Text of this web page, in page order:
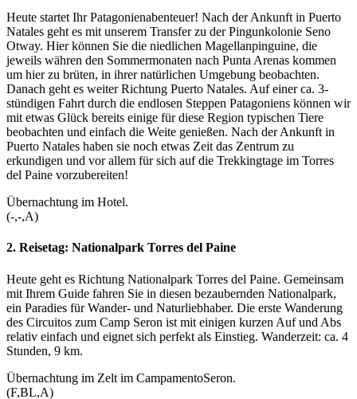
Heute startet Ihr Patagonienabenteuer! Nach der Ankunft in Puerto
Natales geht es mit unserem Transfer zu der Pingunkolonie Seno
Otway. Hier können Sie die niedlichen Magellanpinguine, die
jeweils währen den Sommermonaten nach Punta Arenas kommen
um hier zu brüten, in ihrer natürlichen Umgebung beobachten.
Danach geht es weiter Richtung Puerto Natales. Auf einer ca. 3-
stündigen Fahrt durch die endlosen Steppen Patagoniens können wir
mit etwas Glück bereits einige für diese Region typischen Tiere
beobachten und einfach die Weite genießen. Nach der Ankunft in
Puerto Natales haben sie noch etwas Zeit das Zentrum zu
erkundigen und vor allem für sich auf die Trekkingtage im Torres
del Paine vorzubereiten!
Übernachtung im Hotel.
(-,-,A)
2. Reisetag: Nationalpark Torres del Paine
Heute geht es Richtung Nationalpark Torres del Paine. Gemeinsam
mit Ihrem Guide fahren Sie in diesen bezaubernden Nationalpark,
ein Paradies für Wander- und Naturliebhaber. Die erste Wanderung
des Circuitos zum Camp Seron ist mit einigen kurzen Auf und Abs
relativ einfach und eignet sich perfekt als Einstieg. Wanderzeit: ca. 4
Stunden, 9 km.
Übernachtung im Zelt im CampamentoSeron.
(F,BL,A)